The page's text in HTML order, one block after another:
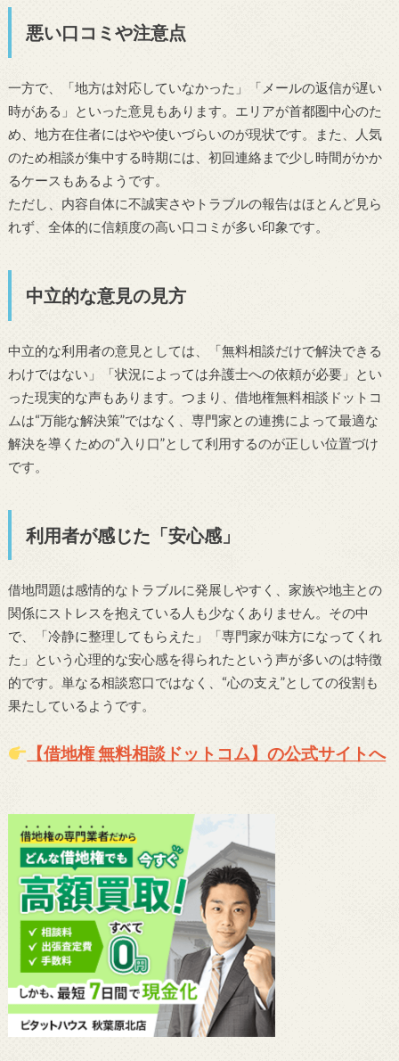
悪い口コミや注意点
一方で、「地方は対応していなかった」「メールの返信が遅い
時がある」といった意見もあります。エリアが首都圏中心のた
め、地方在住者にはやや使いづらいのが現状です。また、人気
のため相談が集中する時期には、初回連絡まで少し時間がかか
るケースもあるようです。
ただし、内容自体に不誠実さやトラブルの報告はほとんど見ら
れず、全体的に信頼度の高い口コミが多い印象です。
中立的な意見の見方
中立的な利用者の意見としては、「無料相談だけで解決できる
わけではない」「状況によっては弁護士への依頼が必要」とい
った現実的な声もあります。つまり、借地権無料相談ドットコ
ムは“万能な解決策”ではなく、専門家との連携によって最適な
解決を導くための“入り口”として利用するのが正しい位置づけ
です。
利用者が感じた「安心感」
借地問題は感情的なトラブルに発展しやすく、家族や地主との
関係にストレスを抱えている人も少なくありません。その中
で、「冷静に整理してもらえた」「専門家が味方になってくれ
た」という心理的な安心感を得られたという声が多いのは特徴
的です。単なる相談窓口ではなく、“心の支え”としての役割も
果たしているようです。
【借地権 無料相談ドットコム】の公式サイトへ